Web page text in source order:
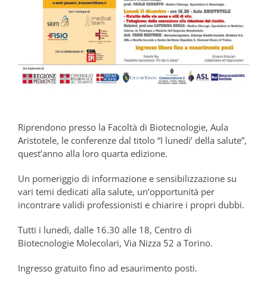
Riprendono presso la Facoltà di Biotecnologie, Aula
Aristotele, le conferenze dal titolo “I lunedi’ della salute”,
quest’anno alla loro quarta edizione.
Un pomeriggio di informazione e sensibilizzazione su
vari temi dedicati alla salute, un’opportunità per
incontrare validi professionisti e chiarire i propri dubbi.
Tutti i lunedì, dalle 16.30 alle 18, Centro di
Biotecnologie Molecolari, Via Nizza 52 a Torino.
Ingresso gratuito fino ad esaurimento posti.